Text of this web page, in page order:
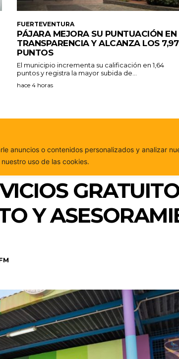
FUERTEVENTURA
PÁJARA MEJORA SU PUNTUACIÓN EN
TRANSPARENCIA Y ALCANZA LOS 7,97
PUNTOS
El municipio incrementa su calificación en 1,64
puntos y registra la mayor subida de...
hace 4 horas